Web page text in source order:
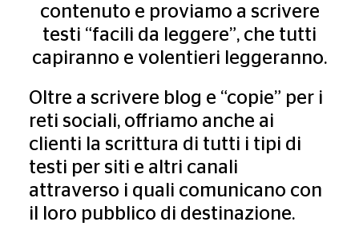
contenuto e proviamo a scrivere
testi “facili da leggere”, che tutti
capiranno e volentieri leggeranno.
Oltre a scrivere blog e “copie” per i
reti sociali, offriamo anche ai
clienti la scrittura di tutti i tipi di
testi per siti e altri canali
attraverso i quali comunicano con
il loro pubblico di destinazione.